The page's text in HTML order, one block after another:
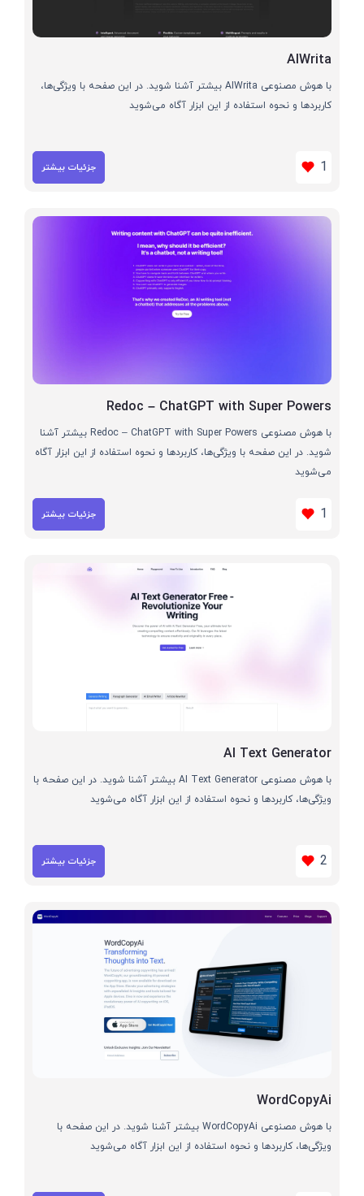
AIWrita
با هوش مصنوعی AIWrita بیشتر آشنا شوید. در این صفحه با ویژگی‌ها،
کاربردها و نحوه استفاده از این ابزار آگاه می‌شوید
1 جزئیات بیشتر
Redoc – ChatGPT with Super Powers
با هوش مصنوعی Redoc – ChatGPT with Super Powers بیشتر آشنا
شوید. در این صفحه با ویژگی‌ها، کاربردها و نحوه استفاده از این ابزار آگاه
می‌شوید
1 جزئیات بیشتر
AI Text Generator
با هوش مصنوعی AI Text Generator بیشتر آشنا شوید. در این صفحه با
ویژگی‌ها، کاربردها و نحوه استفاده از این ابزار آگاه می‌شوید
2 جزئیات بیشتر
WordCopyAi
با هوش مصنوعی WordCopyAi بیشتر آشنا شوید. در این صفحه با
ویژگی‌ها، کاربردها و نحوه استفاده از این ابزار آگاه می‌شوید